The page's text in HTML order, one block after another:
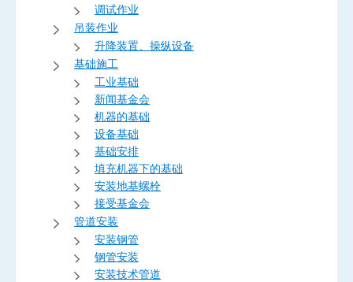
调试作业
吊装作业
升降装置、操纵设备
基础施工
工业基础
新闻基金会
机器的基础
设备基础
基础安排
填充机器下的基础
安装地基螺栓
接受基金会
管道安装
安装钢管
钢管安装
安装技术管道